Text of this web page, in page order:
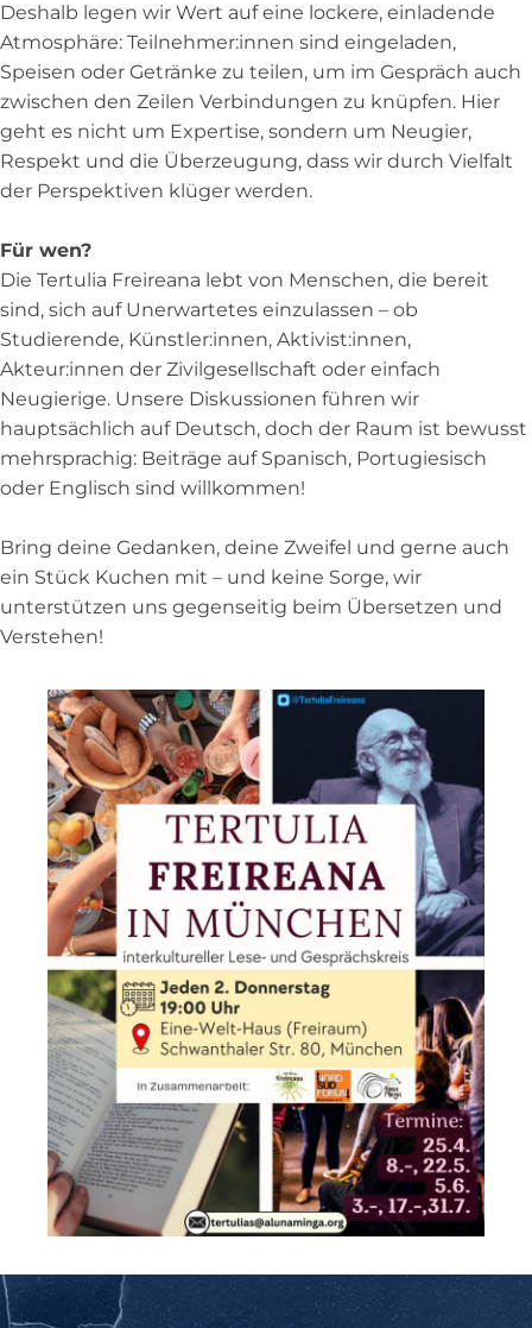
Deshalb legen wir Wert auf eine lockere, einladende
Atmosphäre: Teilnehmer:innen sind eingeladen,
Speisen oder Getränke zu teilen, um im Gespräch auch
zwischen den Zeilen Verbindungen zu knüpfen. Hier
geht es nicht um Expertise, sondern um Neugier,
Respekt und die Überzeugung, dass wir durch Vielfalt
der Perspektiven klüger werden.
Für wen?
Die Tertulia Freireana lebt von Menschen, die bereit
sind, sich auf Unerwartetes einzulassen – ob
Studierende, Künstler:innen, Aktivist:innen,
Akteur:innen der Zivilgesellschaft oder einfach
Neugierige. Unsere Diskussionen führen wir
hauptsächlich auf Deutsch, doch der Raum ist bewusst
mehrsprachig: Beiträge auf Spanisch, Portugiesisch
oder Englisch sind willkommen!
Bring deine Gedanken, deine Zweifel und gerne auch
ein Stück Kuchen mit – und keine Sorge, wir
unterstützen uns gegenseitig beim Übersetzen und
Verstehen!